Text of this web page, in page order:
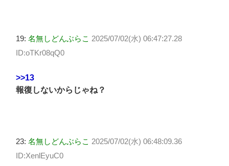
19: 名無しどんぶらこ 2025/07/02(水) 06:47:27.28
ID:oTKr08qQ0
>>13
報復しないからじゃね？
23: 名無しどんぶらこ 2025/07/02(水) 06:48:09.36
ID:XenlEyuC0